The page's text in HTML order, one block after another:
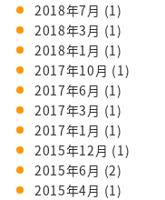
2018年7月 (1)
2018年3月 (1)
2018年1月 (1)
2017年10月 (1)
2017年6月 (1)
2017年3月 (1)
2017年1月 (1)
2015年12月 (1)
2015年6月 (2)
2015年4月 (1)